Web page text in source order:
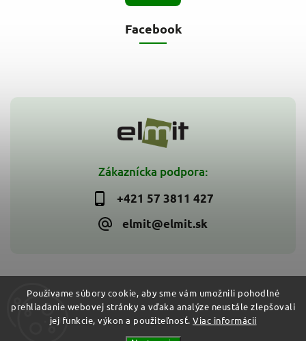
Používame súbory cookie, aby sme vám umožnili pohodlné
prehliadanie webovej stránky a vďaka analýze neustále zlepšovali
jej funkcie, výkon a použiteľnosť. Viac informácií
Zákaznícka podpora:
+421 57 3811 427
elmit@elmit.sk
Facebook
Copyright 2026ELMIT - Elektroinštalačný materiál, svietidlá.
Všetky práva vyhradené.
Shoptet| Design